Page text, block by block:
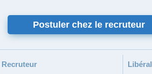
Postuler chez le recruteur
Recruteur Libéral